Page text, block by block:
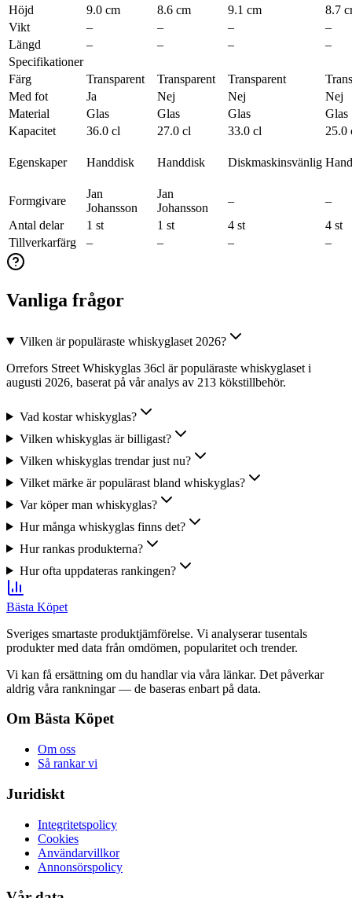
Höjd
9.0 cm 8.6 cm 9.1 cm
8.7
Vikt
– – –
–
Längd
– – –
–
Specifikationer
Färg
Transparent Transparent Transparent
Med fot
Ja Nej Nej
Nej
Material
Glas Glas Glas
Glas
Kapacitet
36.0 cl 27.0 cl 33.0 cl 25.0
Egenskaper Handdisk Handdisk Diskmaskinsvänlig
Formgivare
Jan
Johansson
Jan
Johansson
–
–
Antal delar
1 st 1 st 4 st
4 st
Tillverkarfärg
– – – –
Vanliga frågor
Vilken är populäraste whiskyglaset 2026?
Orrefors Street Whiskyglas 36cl är populäraste whiskyglaset i
augusti 2026, baserat på vår analys av 213 kökstillbehör.
Vad kostar whiskyglas?
Vilken whiskyglas är billigast?
Vilken whiskyglas trendar just nu?
Vilket märke är populärast bland whiskyglas?
Var köper man whiskyglas?
Hur många whiskyglas finns det?
Hur rankas produkterna?
Hur ofta uppdateras rankingen?
Bästa Köpet
Sveriges smartaste produktjämförelse. Vi analyserar tusentals
produkter med data från omdömen, popularitet och trender.
Vi kan få ersättning om du handlar via våra länkar. Det påverkar
aldrig våra rankningar — de baseras enbart på data.
Om Bästa Köpet
Om oss
Så rankar vi
Juridiskt
Integritetspolicy
Cookies
Användarvillkor
Annonsörspolicy